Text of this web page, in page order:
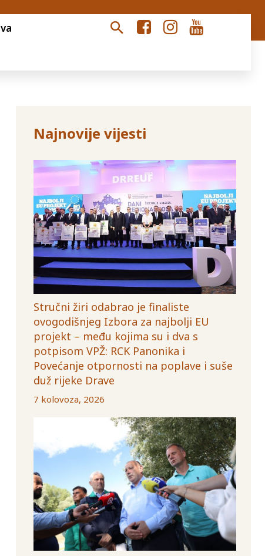
Najnovije vijesti
Stručni žiri odabrao je finaliste
ovogodišnjeg Izbora za najbolji EU
projekt – među kojima su i dva s
potpisom VPŽ: RCK Panonika i
Povećanje otpornosti na poplave i suše
duž rijeke Drave
7 kolovoza, 2026